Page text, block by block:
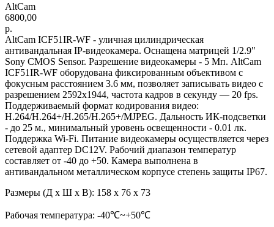
AltCam
6800,00
р.
AltCam ICF51IR-WF - уличная цилиндрическая
антивандальная IP-видеокамера. Оснащена матрицей 1/2.9"
Sony CMOS Sensor. Разрешение видеокамеры - 5 Мп. AltCam
ICF51IR-WF оборудована фиксированным объективом с
фокусным расстоянием 3.6 мм, позволяет записывать видео с
разрешением 2592х1944, частота кадров в секунду — 20 fps.
Поддерживаемый формат кодирования видео:
H.264/H.264+/H.265/H.265+/MJPEG. Дальность ИК-подсветки
- до 25 м., минимальный уровень освещенности - 0.01 лк.
Поддержка Wi-Fi. Питание видеокамеры осуществляется через
сетевой адаптер DC12V. Рабочий диапазон температур
составляет от -40 до +50. Камера выполнена в
антивандальном металлическом корпусе степень защиты IP67.
Размеры (Д х Ш х В): 158 x 76 x 73
Рабочая температура: -40℃~+50℃